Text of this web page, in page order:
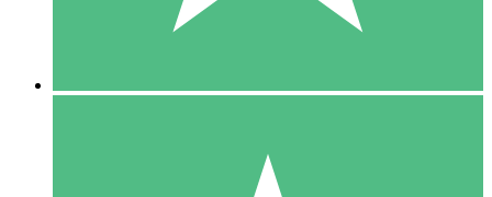
US$1500
10 Download